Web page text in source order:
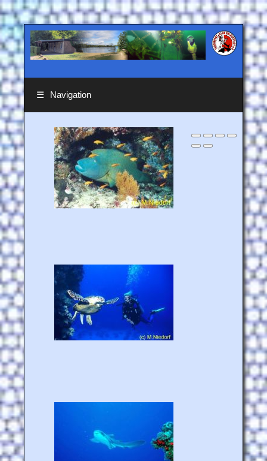
☰ Navigation